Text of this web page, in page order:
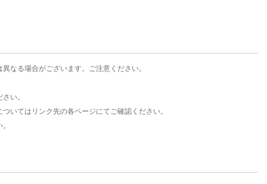
なる場合がございます。ご注意ください。
い。
いてはリンク先の各ページにてご確認ください。